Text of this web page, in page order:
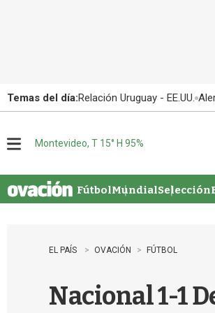
Temas del día:Relación Uruguay - EE.UU.
u
Montevideo, T 15° H 95%
FútbolMundialSelección
EL PAÍS OVACIÓN FÚTBOL
Nacional 1-1